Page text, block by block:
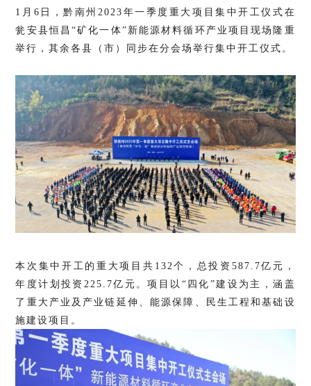
1月6日，黔南州2023年一季度重大项目集中开工仪式在
瓮安县恒昌“矿化一体”新能源材料循环产业项目现场隆重
举行，其余各县（市）同步在分会场举行集中开工仪式。
本次集中开工的重大项目共132个，总投资587.7亿元，
年度计划投资225.7亿元。项目以“四化”建设为主，涵盖
了重大产业及产业链延伸、能源保障、民生工程和基础设
施建设项目。